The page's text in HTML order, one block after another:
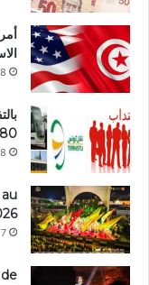
8 أغسطس، 2026
580 عونا بشركة
8 أغسطس، 2026
7 أغسطس، 2026